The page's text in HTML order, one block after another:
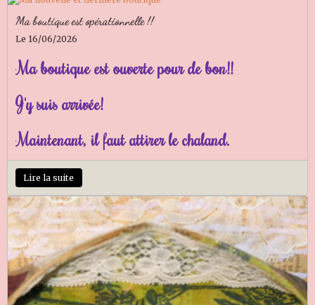
Ma boutique est opérationnelle !!
Le 16/06/2026
Ma boutique est ouverte pour de bon!!
J'y suis arrivée!
Maintenant, il faut attirer le chaland.
Lire la suite